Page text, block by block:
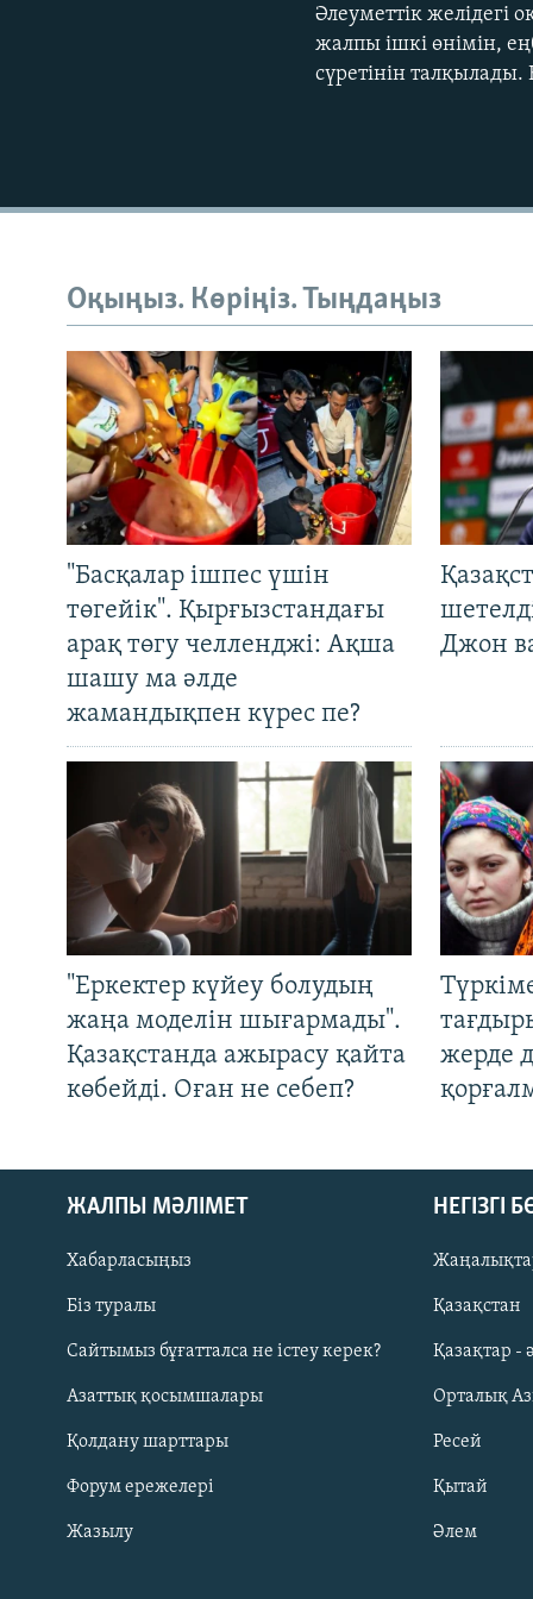
Русский
ЖАЗЫЛЫҢЫЗ
Әлеуметтік
жалпы ішкі өнімін,
сүретінін
Оқыңыз. Көріңіз. Тыңдаңыз
"Басқалар ішпес үшін
төгейік". Қырғызстандағы
арақ төгу челленджі: Ақша
шашу ма әлде
жамандықпен күрес пе?
Джон
"Еркектер күйеу болудың
жаңа моделін шығармады".
Қазақстанда ажырасу қайта
көбейді. Оған не себеп?
жерде
ЖАЛПЫ МӘЛІМЕТ
Хабарласыңыз
Біз туралы
Сайтымыз бұғатталса не істеу керек?
Азаттық қосымшалары
Қолдану шарттары
Форум ережелері
Жазылу
НЕГІЗГІ
Қазақстан
Қазақтар -
Орталық
Ресей
Қытай
Әлем